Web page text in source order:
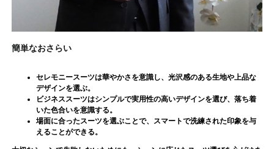
簡単なおさらい
セレモニースーツは華やかさを意識し、光沢感のある生地や上品な
デザインを選ぶ。
ビジネススーツはシンプルで実用性の高いデザインを選び、落ち着
いた色合いを意識する。
場面に合ったスーツを選ぶことで、スマートで洗練された印象を与
えることができる。